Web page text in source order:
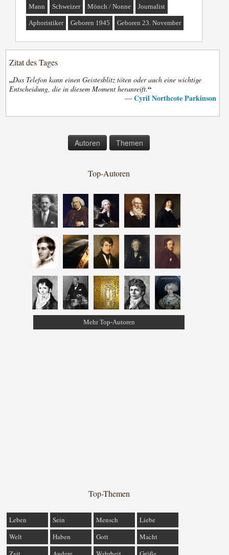
Mann Schweizer Mönch / Nonne Journalist
Aphoristiker Geboren 1945 Geboren 23. November
Zitat des Tages
„Das Telefon kann einen Geistesblitz töten oder auch eine wichtige
Entscheidung, die in diesem Moment heranreift.“
— Cyril Northcote Parkinson
Autoren Themen
Top-Autoren
Mehr Top-Autoren
Top-Themen
Leben Sein Mensch
Liebe
Welt
Haben Gott
Macht